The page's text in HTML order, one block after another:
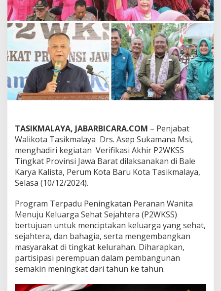
a
G
e
l
a
r
V
e
r
i
k
s
i
A
k
P
e
n
i
l
a
i
a
P
TASIKMALAYA, JABARBICARA.COM – Penjabat
Walikota Tasikmalaya Drs. Asep Sukamana Msi,
menghadiri kegiatan Verifikasi Akhir P2WKSS
Tingkat Provinsi Jawa Barat dilaksanakan di Bale
Karya Kalista, Perum Kota Baru Kota Tasikmalaya,
Selasa (10/12/2024).
Program Terpadu Peningkatan Peranan Wanita
Menuju Keluarga Sehat Sejahtera (P2WKSS)
bertujuan untuk menciptakan keluarga yang sehat,
sejahtera, dan bahagia, serta mengembangkan
masyarakat di tingkat kelurahan. Diharapkan,
partisipasi perempuan dalam pembangunan
semakin meningkat dari tahun ke tahun.